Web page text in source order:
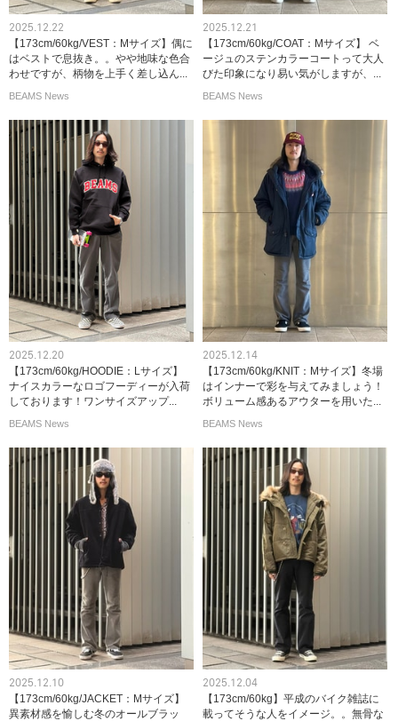
2025.12.22
【173cm/60kg/VEST：Mサイズ】偶に
はベストで息抜き。。やや地味な色合
わせですが、柄物を上手く差し込ん...
BEAMS News
2025.12.21
【173cm/60kg/COAT：Mサイズ】 ベ
ージュのステンカラーコートって大人
びた印象になり易い気がしますが、...
BEAMS News
2025.12.20
【173cm/60kg/HOODIE：Lサイズ】
ナイスカラーなロゴフーディーが入荷
しております！ワンサイズアップ...
BEAMS News
2025.12.14
【173cm/60kg/KNIT：Mサイズ】冬場
はインナーで彩を与えてみましょう！
ボリューム感あるアウターを用いた...
BEAMS News
2025.12.10
【173cm/60kg/JACKET：Mサイズ】
異素材感を愉しむ冬のオールブラッ
2025.12.04
【173cm/60kg】平成のバイク雑誌に
載ってそうな人をイメージ。。無骨な